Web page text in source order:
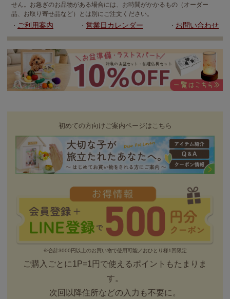
せん。お急ぎのお品物がある場合には、お時間がかかるもの（オーダー
品、お取り寄せ品など）とは別にご注文ください。
・ ご利用案内 ・ 営業日カレンダー ・ お問い合わせ
初めての方向けご案内ページはこちら
※合計3000円以上のお買い物で使用可能／おひとり様1回限定
ご購入ごとに1P=1円で使えるポイントもたまりま
す。
次回以降住所などの入力も不要に。